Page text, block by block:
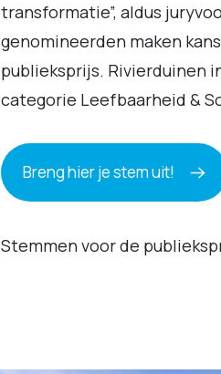
transformatie”, aldus
genomineerden maken
publieksprijs. Rivierduinen
categorie Leefbaarheid &
Breng hier je stem uit!
Stemmen voor de